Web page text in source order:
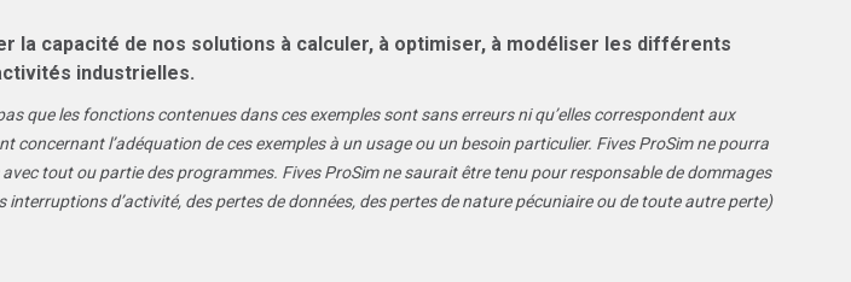
la capacité de nos solutions à calculer, à optimiser, à modéliser les différents
industrielles.
que les fonctions contenues dans ces exemples sont sans erreurs ni qu’elles correspondent aux
l’adéquation de ces exemples à un usage ou un besoin particulier. Fives ProSim ne pourra
tout ou partie des programmes. Fives ProSim ne saurait être tenu pour responsable de dommages
d’activité, des pertes de données, des pertes de nature pécuniaire ou de toute autre perte)